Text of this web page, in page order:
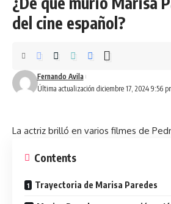
del cine español?
Última actualización diciembre 17, 2024 9:56
Fernando Avila
La actriz brilló en varios filmes de
Contents
Trayectoria de Marisa Paredes